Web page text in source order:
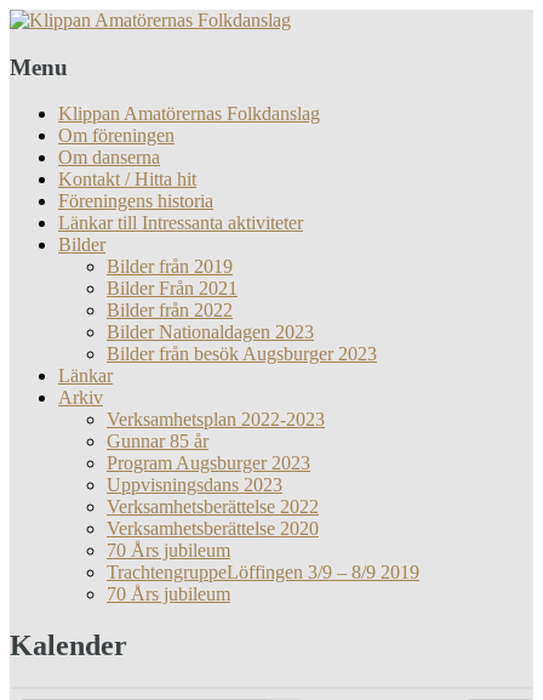
Menu
Klippan Amatörernas Folkdanslag
Om föreningen
Om danserna
Kontakt / Hitta hit
Föreningens historia
Länkar till Intressanta aktiviteter
Bilder
Bilder från 2019
Bilder Från 2021
Bilder från 2022
Bilder Nationaldagen 2023
Bilder från besök Augsburger 2023
Länkar
Arkiv
Verksamhetsplan 2022-2023
Gunnar 85 år
Program Augsburger 2023
Uppvisningsdans 2023
Verksamhetsberättelse 2022
Verksamhetsberättelse 2020
70 Års jubileum
TrachtengruppeLöffingen 3/9 – 8/9 2019
70 Års jubileum
Kalender